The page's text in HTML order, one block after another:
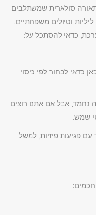
תאורה סולארית שמשתלבים
וטיולים משפחתיים.
כדאי להסתכל על:
כדאי לבחור לפי כיסוי
נחמד, אבל אם אתם רוצים
שמש.
עם פגיעות פיזיות, למשל
חכמים: